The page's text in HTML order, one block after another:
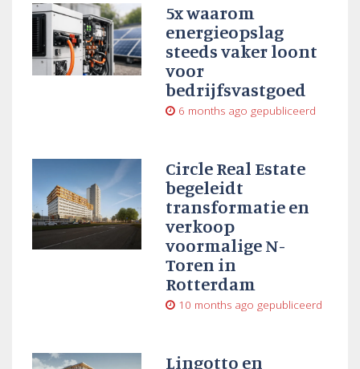
5x waarom
energieopslag
steeds vaker loont
voor
bedrijfsvastgoed
6 months ago gepubliceerd
Circle Real Estate
begeleidt
transformatie en
verkoop
voormalige N-
Toren in
Rotterdam
10 months ago gepubliceerd
Lingotto en